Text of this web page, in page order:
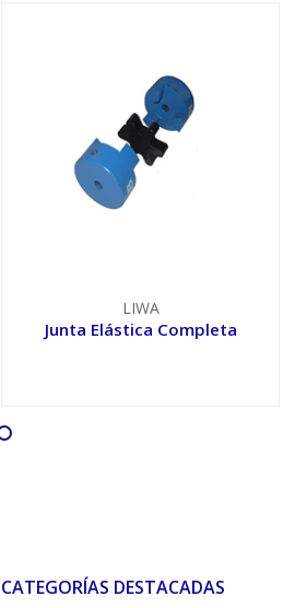
LIWA
Junta Elástica Completa
CATEGORÍAS DESTACADAS